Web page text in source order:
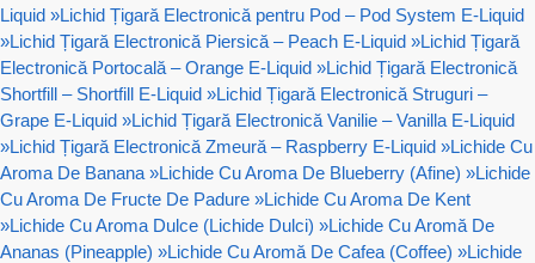
Liquid »Lichid Țigară Electronică pentru Pod – Pod System E-Liquid
»Lichid Țigară Electronică Piersică – Peach E-Liquid »Lichid Țigară
Electronică Portocală – Orange E-Liquid »Lichid Țigară Electronică
Shortfill – Shortfill E-Liquid »Lichid Țigară Electronică Struguri –
Grape E-Liquid »Lichid Țigară Electronică Vanilie – Vanilla E-Liquid
»Lichid Țigară Electronică Zmeură – Raspberry E-Liquid »Lichide Cu
Aroma De Banana »Lichide Cu Aroma De Blueberry (Afine) »Lichide
Cu Aroma De Fructe De Padure »Lichide Cu Aroma De Kent
»Lichide Cu Aroma Dulce (Lichide Dulci) »Lichide Cu Aromă De
Ananas (Pineapple) »Lichide Cu Aromă De Cafea (Coffee) »Lichide